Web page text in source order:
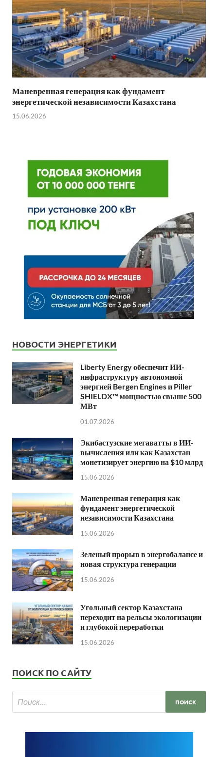
Маневренная генерация как фундамент
энергетической независимости Казахстана
15.06.2026
НОВОСТИ ЭНЕРГЕТИКИ
Liberty Energy обеспечит ИИ-
инфраструктуру автономной
энергией Bergen Engines и Piller
SHIELDX™ мощностью свыше 500
МВт
01.07.2026
Экибастузские мегаватты в ИИ-
вычисления или как Казахстан
монетизирует энергию на $10 млрд
15.06.2026
Маневренная генерация как
фундамент энергетической
независимости Казахстана
15.06.2026
Зеленый прорыв в энергобалансе и
новая структура генерации
15.06.2026
Угольный сектор Казахстана
переходит на рельсы экологизации
и глубокой переработки
15.06.2026
ПОИСК ПО САЙТУ